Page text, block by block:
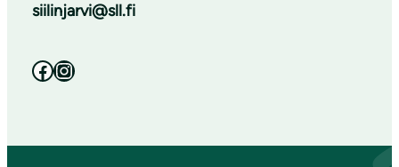
siilinjarvi@sll.fi
Facebook Instagram